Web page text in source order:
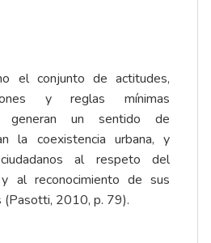
el conjunto de actitudes,
y reglas mínimas
generan un sentido de
la coexistencia urbana, y
al respeto del
al reconocimiento de sus
(Pasotti, 2010, p. 79).